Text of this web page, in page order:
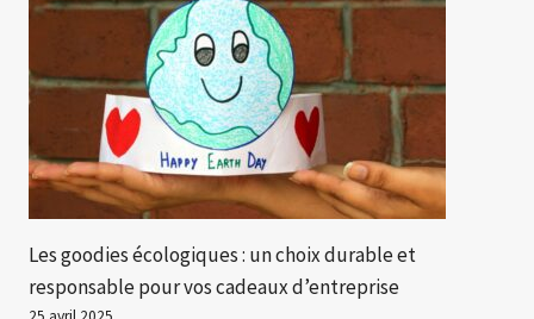
Les goodies écologiques : un choix durable et
responsable pour vos cadeaux d’entreprise